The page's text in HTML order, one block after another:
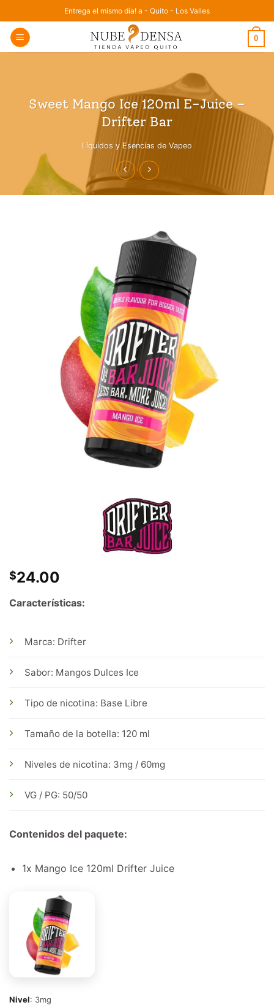
contenido
Entrega el mismo día! a - Quito - Los Valles
0
Sweet Mango Ice 120ml E-Juice –
Drifter Bar
Líquidos y Esencias de Vapeo
$24.00
Características:
Marca: Drifter
Sabor: Mangos Dulces Ice
Tipo de nicotina: Base Libre
Tamaño de la botella: 120 ml
Niveles de nicotina: 3mg / 60mg
VG / PG: 50/50
Contenidos del paquete:
1x Mango Ice 120ml Drifter Juice
Nivel: 3mg